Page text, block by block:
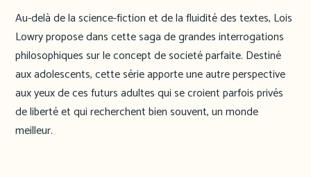
Au-delà de la science-fiction et de la fluidité des textes, Lois
Lowry propose dans cette saga de grandes interrogations
philosophiques sur le concept de societé parfaite. Destiné
aux adolescents, cette série apporte une autre perspective
aux yeux de ces futurs adultes qui se croient parfois privés
de liberté et qui recherchent bien souvent, un monde
meilleur.